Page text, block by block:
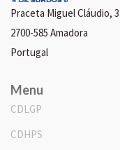
Praceta Miguel Cláudio,
2700-585 Amadora
Portugal
Menu
CDLGP
CDHPS